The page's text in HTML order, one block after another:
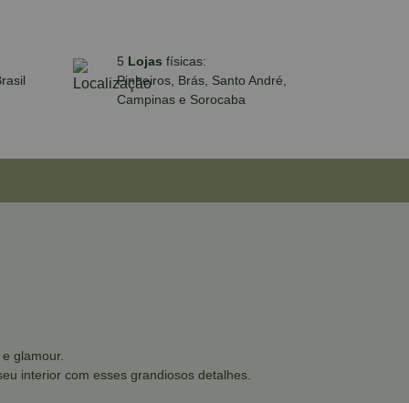
5 Lojas físicas:
Pinheiros, Brás, Santo André,
Campinas e Sorocaba
glamour.
interior com esses grandiosos detalhes.